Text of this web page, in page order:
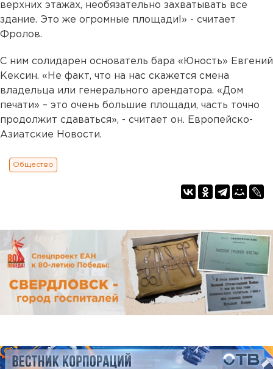
верхних этажах, необязательно захватывать все
здание. Это же огромные площади!» - считает
Фролов.
С ним солидарен основатель бара «Юность» Евгений
Кексин. «Не факт, что на нас скажется смена
владельца или генерального арендатора. «Дом
печати» – это очень большие площади, часть точно
продолжит сдаваться», - считает он. Европейско-
Азиатские Новости.
Общество